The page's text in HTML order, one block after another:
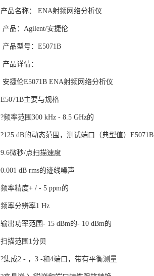
产品名称： ENA射频网络分析仪
产品：Agilent/安捷伦
产品型号：E5071B
产品详情：
安捷伦E5071B ENA射频网络分析仪
E5071B主要与规格
?频率范围300 kHz - 8.5 GHz的
?125 dB的动态范围，测试端口（典型值）E5071B
9.6微秒/点扫描速度
0.001 dB rms的迹线噪声
频率精度+ / - 5 ppm的
频率分辨率1 Hz
输出功率范围- 15 dBm的- 10 dBm的
扫描范围1分贝
?集成2 - ，3 -和4端口，带有平衡测量